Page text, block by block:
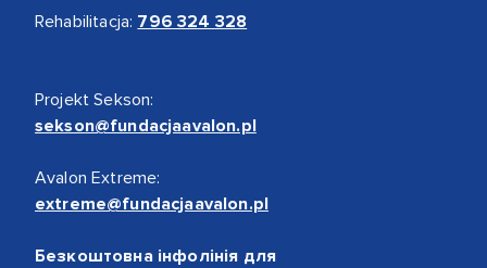
Rehabilitacja: 796 324 328
Projekt Sekson:
sekson@fundacjaavalon.pl
Avalon Extreme:
extreme@fundacjaavalon.pl
Безкоштовна інфолінія для